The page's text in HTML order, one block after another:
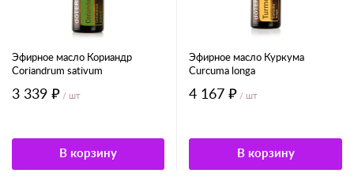
Эфирное масло Кориандр
Coriandrum sativum
3 339 ₽ / шт
В корзину
Эфирное масло Куркума
Curcuma longa
4 167 ₽ / шт
В корзину